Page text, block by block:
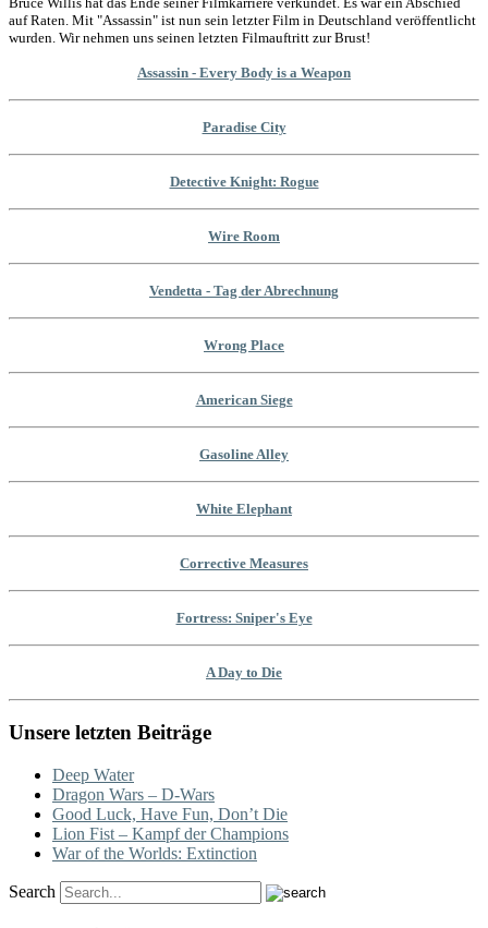
auf Raten. Mit "Assassin" ist nun sein letzter Film in Deutschland veröffentlicht
wurden. Wir nehmen uns seinen letzten Filmauftritt zur Brust!
Assassin - Every Body is a Weapon
Paradise City
Detective Knight: Rogue
Wire Room
Vendetta - Tag der Abrechnung
Wrong Place
American Siege
Gasoline Alley
White Elephant
Corrective Measures
Fortress: Sniper's Eye
A Day to Die
Unsere letzten Beiträge
Deep Water
Dragon Wars – D-Wars
Good Luck, Have Fun, Don’t Die
Lion Fist – Kampf der Champions
War of the Worlds: Extinction
Search